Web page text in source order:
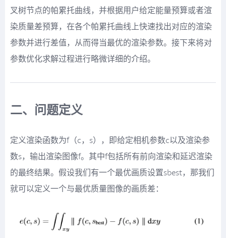
叉树节点的帕累托曲线，并根据用户给定能量预算或者渲
染质量差预算，在各个帕累托曲线上快速找出对应的渲染
参数并进行差值，从而得当最优的渲染参数。接下来将对
参数优化求解过程进行略微详细的介绍。
二、问题定义
定义渲染函数为f（c，s），即给定相机参数c以及渲染参
数s，输出渲染图像f。其中f包括所有前向渲染和延迟渲染
的最终结果。假设我们有一个最优画质设置sbest，那我们
就可以定义一个与最优质量图像的画质差：